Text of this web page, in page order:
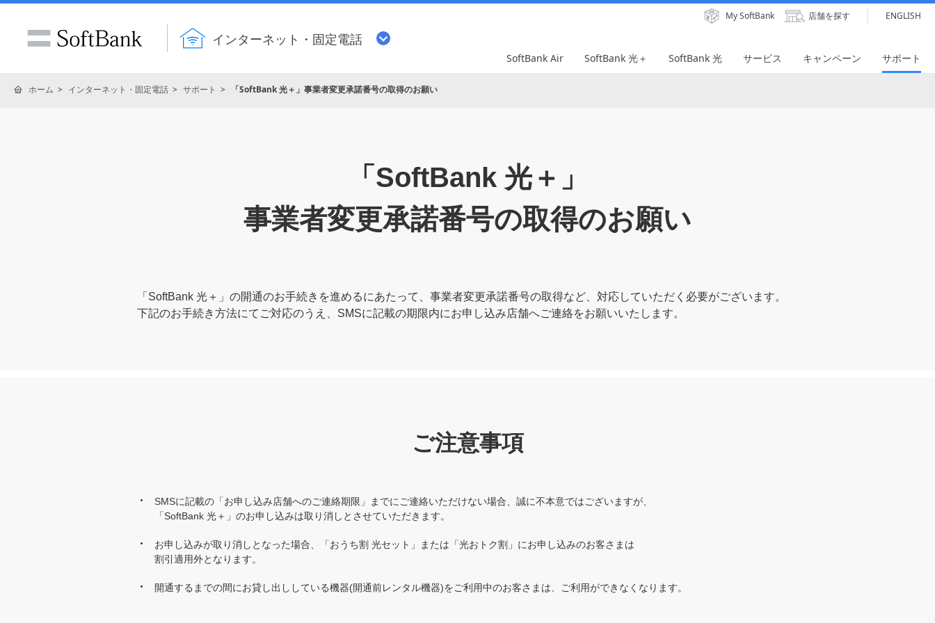
インターネット・固定電話
My SoftBank 店舗を探す ENGLISH
SoftBank Air SoftBank 光＋ SoftBank 光 サービス キャンペーン サポート
ホーム インターネット・固定電話 サポート 「SoftBank 光＋」事業者変更承諾番号の取得のお願い
「SoftBank 光＋」
事業者変更承諾番号の取得のお願い
「SoftBank 光＋」の開通のお手続きを進めるにあたって、事業者変更承諾番号の取得など、対応していただく必要がございます。
下記のお手続き方法にてご対応のうえ、SMSに記載の期限内にお申し込み店舗へご連絡をお願いいたします。
ご注意事項
SMSに記載の「お申し込み店舗へのご連絡期限」までにご連絡いただけない場合、誠に不本意ではございますが、
「SoftBank 光＋」のお申し込みは取り消しとさせていただきます。
お申し込みが取り消しとなった場合、「おうち割 光セット」または「光おトク割」にお申し込みのお客さまは
割引適用外となります。
開通するまでの間にお貸し出ししている機器(開通前レンタル機器)をご利用中のお客さまは、ご利用ができなくなります。